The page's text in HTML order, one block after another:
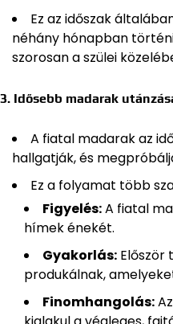
Ez az időszak
néhány hónapban
szorosan a szülei
3. Idősebb madarak
A fiatal madarak az
hallgatják, és
Ez a folyamat több
Figyelés:A fiatal
hímek énekét.
Gyakorlás: Először
produkálnak,
Finomhangolás: